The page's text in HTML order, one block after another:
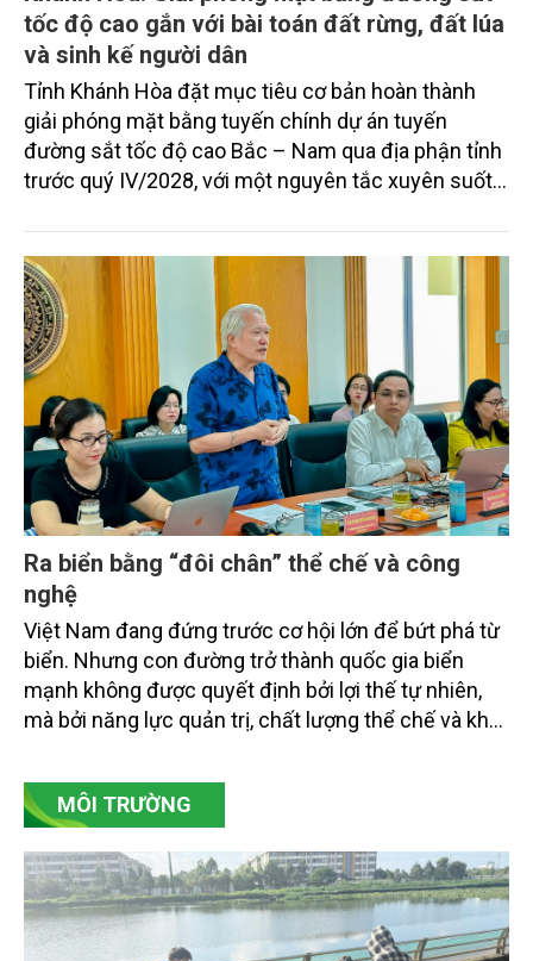
tốc độ cao gắn với bài toán đất rừng, đất lúa
và sinh kế người dân
Tỉnh Khánh Hòa đặt mục tiêu cơ bản hoàn thành
giải phóng mặt bằng tuyến chính dự án tuyến
đường sắt tốc độ cao Bắc – Nam qua địa phận tỉnh
trước quý IV/2028, với một nguyên tắc xuyên suốt:
Ra biển bằng “đôi chân” thể chế và công
nghệ
Việt Nam đang đứng trước cơ hội lớn để bứt phá từ
biển. Nhưng con đường trở thành quốc gia biển
mạnh không được quyết định bởi lợi thế tự nhiên,
mà bởi năng lực quản trị, chất lượng thể chế và khả
nguyên kinh tế biển xanh.
MÔI TRƯỜNG